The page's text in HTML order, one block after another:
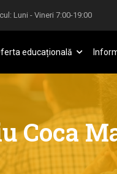
Luni - Vineri 7:00-19:00
educațională
Coca